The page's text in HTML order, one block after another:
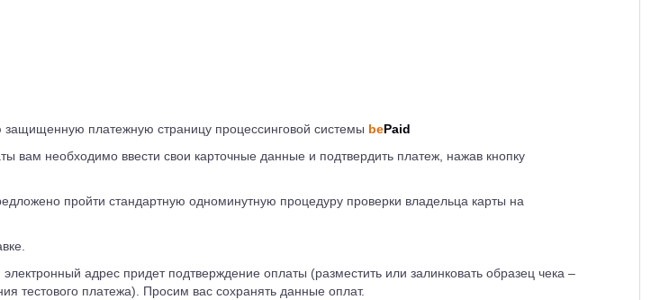
платежную страницу процессинговой системы bePaid
вам необходимо ввести свои карточные данные и подтвердить платеж, нажав кнопку
пройти стандартную одноминутную процедуру проверки владельца карты на
адрес придет подтверждение оплаты (разместить или залинковать образец чека –
тестового платежа). Просим вас сохранять данные оплат.